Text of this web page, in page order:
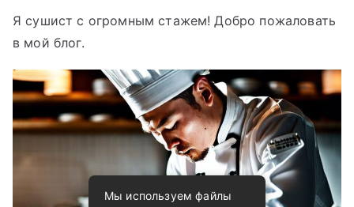
Я сушист с огромным стажем! Добро пожаловать
в мой блог.
Мы используем файлы